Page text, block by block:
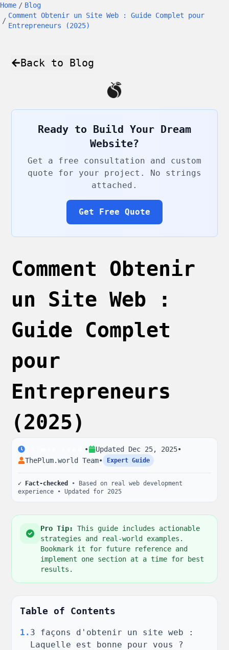
Home / Blog
/
Comment Obtenir un Site Web : Guide Complet pour
Entrepreneurs (2025)
Back to Blog
Ready to Build Your Dream
Website?
Get a free consultation and custom
quote for your project. No strings
attached.
Get Free Quote
Comment Obtenir
un Site Web :
Guide Complet
pour
Entrepreneurs
(2025)
• Updated Dec 25, 2025•
ThePlum.world Team• Expert Guide
✓ Fact-checked
• Based on real web development
experience • Updated for 2025
Pro Tip:
This guide includes actionable
strategies and real-world examples.
Bookmark it for future reference and
implement one section at a time for best
results.
Table of Contents
1 . 3 façons d'obtenir un site web :
Laquelle est bonne pour vous ?